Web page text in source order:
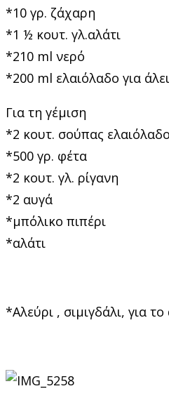
*10 γρ. ζάχαρη
*1 ½ κουτ. γλ.αλάτι
*210 ml νερό
*200 ml ελαιόλαδο για
Για τη γέμιση
*2 κουτ. σούπας ελαιόλαδο
*500 γρ. φέτα
*2 κουτ. γλ. ρίγανη
*2 αυγά
*μπόλικο πιπέρι
*αλάτι
*Αλεύρι , σιμιγδάλι, για